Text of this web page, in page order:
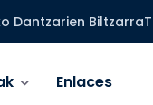
Dantzarien Biltzarra
Enlaces